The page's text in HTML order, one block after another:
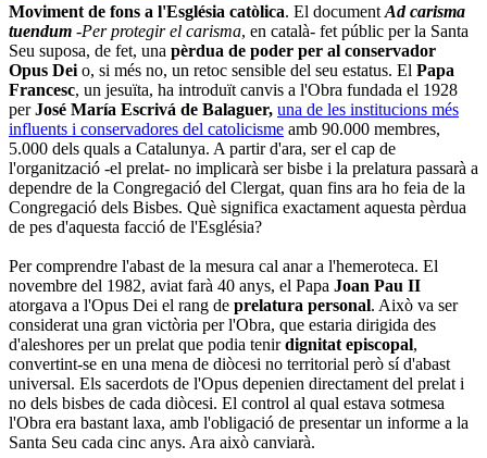
Moviment de fons a l'Església catòlica. El document Ad carisma
tuendum -Per protegir el carisma, en català- fet públic per la Santa
Seu suposa, de fet, una pèrdua de poder per al conservador
Opus Dei o, si més no, un retoc sensible del seu estatus. El Papa
Francesc, un jesuïta, ha introduït canvis a l'Obra fundada el 1928
perJosé María Escrivá de Balaguer, una de les institucions més
influents i conservadores del catolicisme amb 90.000 membres,
5.000 dels quals a Catalunya. A partir d'ara, ser el cap de
l'organització -el prelat- no implicarà ser bisbe i la prelatura passarà a
dependre de la Congregació del Clergat, quan fins ara ho feia de la
Congregació dels Bisbes. Què significa exactament aquesta pèrdua
de pes d'aquesta facció de l'Església?
Per comprendre l'abast de la mesura cal anar a l'hemeroteca. El
novembre del 1982, aviat farà 40 anys, el Papa Joan Pau II
atorgava a l'Opus Dei el rang de prelatura personal. Això va ser
considerat una gran victòria per l'Obra, que estaria dirigida des
d'aleshores per un prelat que podia tenirdignitat episcopal,
convertint-se en una mena de diòcesi no territorial però sí d'abast
universal. Els sacerdots de l'Opus depenien directament del prelat i
no dels bisbes de cada diòcesi. El control al qual estava sotmesa
l'Obra era bastant laxa, amb l'obligació de presentar un informe a la
Santa Seu cada cinc anys. Ara això canviarà.